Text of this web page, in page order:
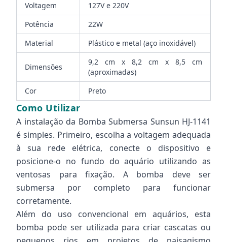
Voltagem
127V e 220V
Potência
22W
Material
Plástico e metal (aço inoxidável)
Dimensões
9,2 cm x 8,2 cm x 8,5 cm
(aproximadas)
Cor
Preto
Como Utilizar
A instalação da Bomba Submersa Sunsun HJ-1141
é simples. Primeiro, escolha a voltagem adequada
à sua rede elétrica, conecte o dispositivo e
posicione-o no fundo do aquário utilizando as
ventosas para fixação. A bomba deve ser
submersa por completo para funcionar
corretamente.
Além do uso convencional em aquários, esta
bomba pode ser utilizada para criar cascatas ou